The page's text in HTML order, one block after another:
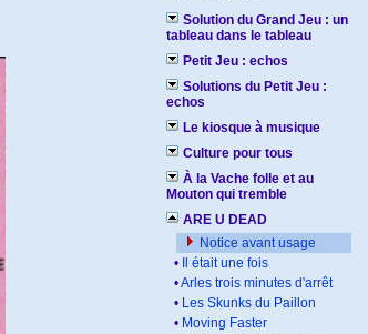
Solution du Grand Jeu : un
tableau dans le tableau
Petit Jeu : echos
Solutions du Petit Jeu :
echos
Le kiosque à musique
Culture pour tous
À la Vache folle et au
Mouton qui tremble
ARE U DEAD
Notice avant usage
•
Il était une fois
•Arles trois minutes d'arrêt
• Les Skunks du Paillon
• Moving Faster